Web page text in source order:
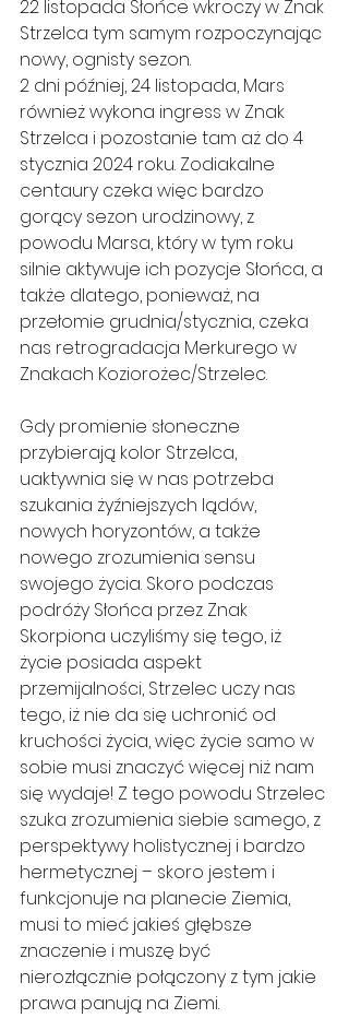
22 listopada Słońce wkroczy w Znak
Strzelca tym samym rozpoczynając
nowy, ognisty sezon.
2 dni później, 24 listopada, Mars
również wykona ingress w Znak
Strzelca i pozostanie tam aż do 4
stycznia 2024 roku. Zodiakalne
centaury czeka więc bardzo
gorący sezon urodzinowy, z
powodu Marsa, który w tym roku
silnie aktywuje ich pozycje Słońca, a
także dlatego, ponieważ, na
przełomie grudnia/stycznia, czeka
nas retrogradacja Merkurego w
Znakach Koziorożec/Strzelec.
Gdy promienie słoneczne
przybierają kolor Strzelca,
uaktywnia się w nas potrzeba
szukania żyźniejszych lądów,
nowych horyzontów, a także
nowego zrozumienia sensu
swojego życia. Skoro podczas
podróży Słońca przez Znak
Skorpiona uczyliśmy się tego, iż
życie posiada aspekt
przemijalności, Strzelec uczy nas
tego, iż nie da się uchronić od
kruchości życia, więc życie samo w
sobie musi znaczyć więcej niż nam
się wydaje! Z tego powodu Strzelec
szuka zrozumienia siebie samego, z
perspektywy holistycznej i bardzo
hermetycznej – skoro jestem i
funkcjonuje na planecie Ziemia,
musi to mieć jakieś głębsze
znaczenie i muszę być
nierozłącznie połączony z tym jakie
prawa panują na Ziemi.